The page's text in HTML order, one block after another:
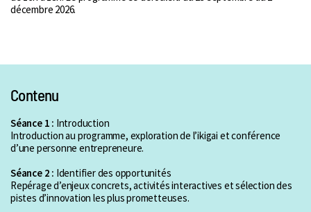
décembre 2026.
Contenu
Séance 1 : Introduction
Introduction au programme, exploration de l’ikigai et conférence
d’une personne entrepreneure.
Séance 2 : Identifier des opportunités
Repérage d’enjeux concrets, activités interactives et sélection des
pistes d’innovation les plus prometteuses.